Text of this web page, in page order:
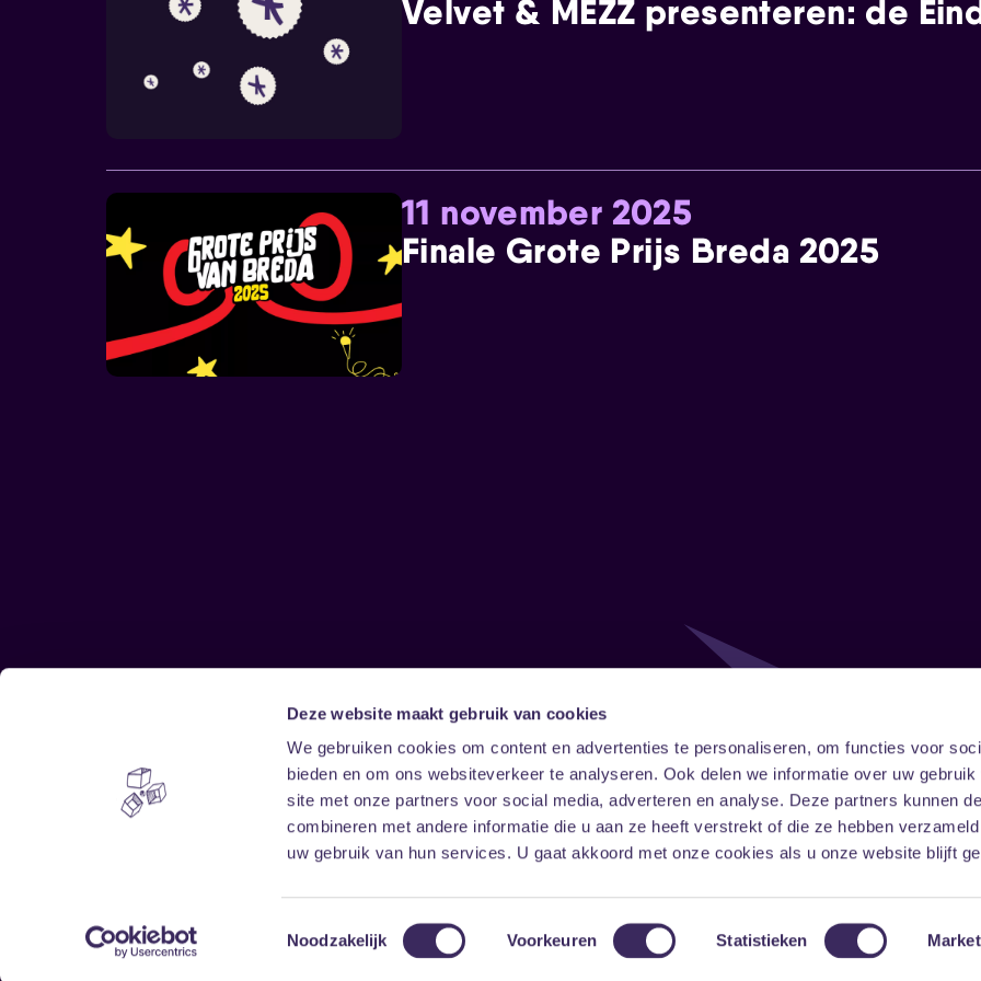
Deze website maakt gebruik van cookies
We gebruiken cookies om content en advertenties te personaliseren, om functies voor
bieden en om ons websiteverkeer te analyseren. Ook delen we informatie over uw gebruik
site met onze partners voor social media, adverteren en analyse. Deze partners kunnen
combineren met andere informatie die u aan ze heeft verstrekt of die ze hebben
uw gebruik van hun services. U gaat akkoord met onze cookies als u onze website blijft
Toestemmingsselectie
Noodzakelijk Voorkeuren Statistieken
Velvet & MEZZ presenteren: de
11 november 2025
Finale Grote Prijs Breda 2025
Home
Vrijwilligers
Disclaimer
Toegankelijkheid
Privacy & cookies
Follow
FacebookInstagramLinkedIn
Onze